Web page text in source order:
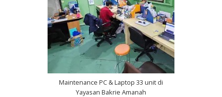
Maintenance PC & Laptop 33 unit di
Yayasan Bakrie Amanah